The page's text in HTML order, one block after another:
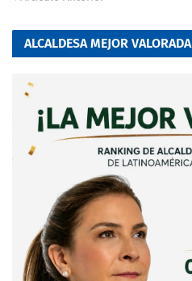
ALCALDESA MEJOR VALORADA